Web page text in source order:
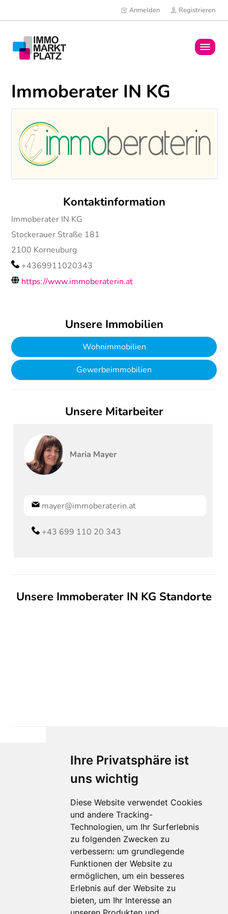
Ihre Privatsphäre ist
uns wichtig
Diese Website verwendet Cookies
und andere Tracking-
Technologien, um Ihr Surferlebnis
zu folgenden Zwecken zu
verbessern: um grundlegende
Funktionen der Website zu
ermöglichen, um ein besseres
Erlebnis auf der Website zu
bieten, um Ihr Interesse an
Anmelden Registrieren
News
Immoberater IN KG
Kontaktinformation
Immoberater IN KG
Stockerauer Straße 181
2100 Korneuburg
+4369911020343
https://www.immoberaterin.at
Unsere Immobilien
Wohnimmobilien
Gewerbeimmobilien
Unsere Mitarbeiter
Maria Mayer
mayer@immoberaterin.at
+43 699 110 20 343
Unsere Immoberater IN KG Standorte
Für Makler:innen
Über Uns
Vorteile
Kontakt
Software Partner